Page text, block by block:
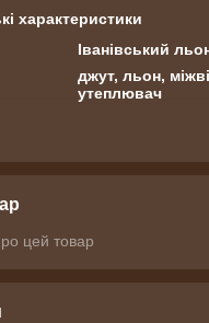
характеристики
Іванівський
джут, льон,
утеплювач
цей товар